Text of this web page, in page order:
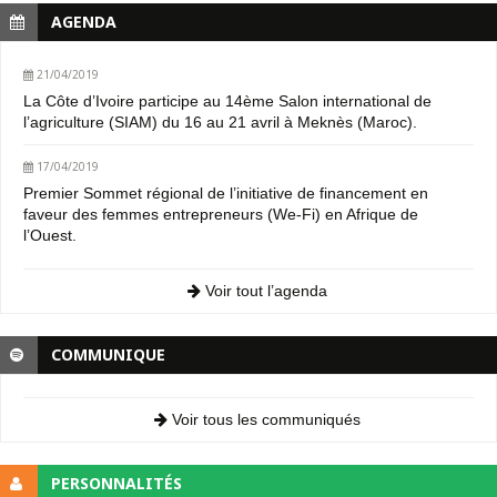
AGENDA
21/04/2019
La Côte d’Ivoire participe au 14ème Salon international de
l’agriculture (SIAM) du 16 au 21 avril à Meknès (Maroc).
17/04/2019
Premier Sommet régional de l’initiative de financement en
faveur des femmes entrepreneurs (We-Fi) en Afrique de
l’Ouest.
Voir tout l’agenda
COMMUNIQUE
Voir tous les communiqués
PERSONNALITÉS